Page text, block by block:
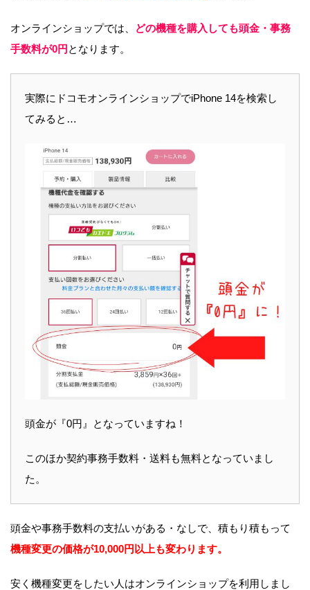
オンラインショップでは、
どの機種を購入しても頭金・事務
手数料が0円 となります。
実際にドコモオンラインショップでiPhone 14を検索し
てみると…
頭金が『0円』となっていますね！
このほか契約事務手数料・送料も無料となっていまし
た。
頭金や事務手数料の支払いがある・なしで、積もり積もって
機種変更の価格が10,000円以上も変わります。
安く機種変更をしたい人はオンラインショップを利用しまし